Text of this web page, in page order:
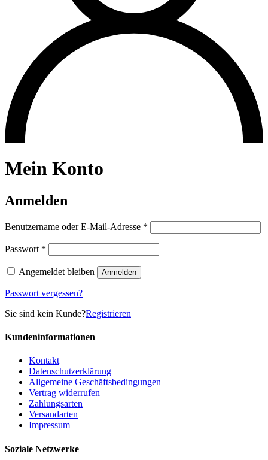
Mein Konto
Anmelden
Benutzername oder E-Mail-Adresse *
Passwort *
Angemeldet bleiben Anmelden
Passwort vergessen?
Sie sind kein Kunde?Registrieren
Kundeninformationen
Kontakt
Datenschutzerklärung
Allgemeine Geschäftsbedingungen
Vertrag widerrufen
Zahlungsarten
Versandarten
Impressum
Soziale Netzwerke